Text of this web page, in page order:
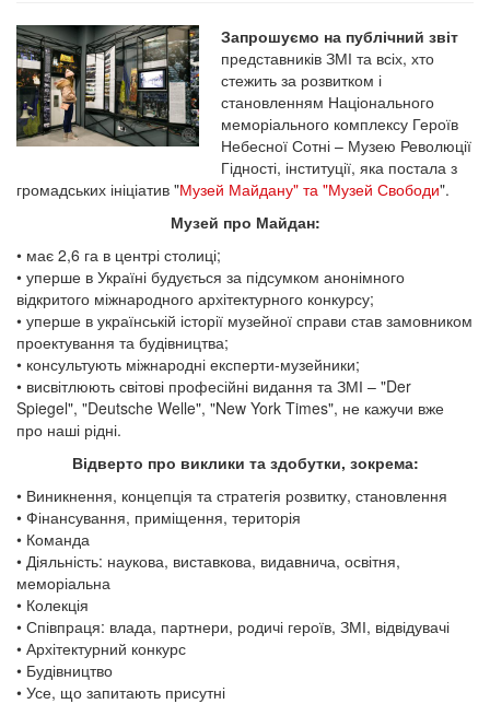
Запрошуємо на публічний звіт
представників ЗМІ та всіх, хто
стежить за розвитком і
становленням Національного
меморіального комплексу Героїв
Небесної Сотні – Музею Революції
Гідності, інституції, яка постала з
громадських ініціатив "Музей Майдану" та "Музей Свободи".
Музей про Майдан:
• має 2,6 га в центрі столиці;
• уперше в Україні будується за підсумком анонімного
відкритого міжнародного архітектурного конкурсу;
• уперше в українській історії музейної справи став замовником
проектування та будівництва;
• консультують міжнародні експерти-музейники;
• висвітлюють світові професійні видання та ЗМІ – "Der
Spiegel", "Deutsche Welle", "New York Times", не кажучи вже
про наші рідні.
Відверто про виклики та здобутки, зокрема:
• Виникнення, концепція та стратегія розвитку, становлення
• Фінансування, приміщення, територія
• Команда
• Діяльність: наукова, виставкова, видавнича, освітня,
меморіальна
• Колекція
• Співпраця: влада, партнери, родичі героїв, ЗМІ, відвідувачі
• Архітектурний конкурс
• Будівництво
• Усе, що запитають присутні